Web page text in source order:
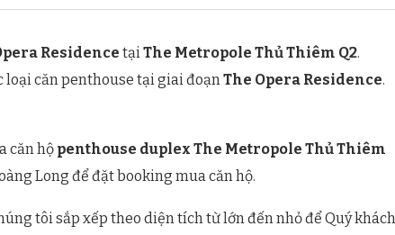
Residence tại The Metropole Thủ Thiêm Q2.
loại căn penthouse tại giai đoạn The Opera Residence.
căn hộ penthouse duplex The Metropole Thủ Thiêm
Long để đặt booking mua căn hộ.
tôi sắp xếp theo diện tích từ lớn đến nhỏ để Quý khách